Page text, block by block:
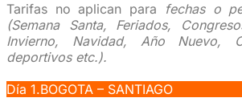
Tarifas no aplican para
fechas o
(Semana Santa, Feriados,
Invierno, Navidad, Año Nuevo,
deportivos etc.).
Día 1.BOGOTA – SANTIAGO